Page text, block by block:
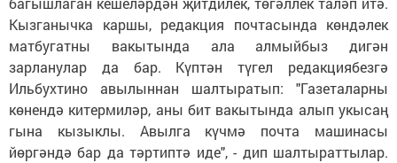
Кызганычка каршы, редакция почтасында көндәлек
матбугатны вакытында ала алмыйбыз дигән
зарланулар да бар. Күптән түгел редакциябезгә
Ильбухтино авылыннан шалтыратып: "Газеталарны
көнендә китермиләр, аны бит вакытында алып укысаң
гына кызыклы. Авылга күчмә почта машинасы
йөргәндә бар да тәртиптә иде", - дип шалтыраттылар.